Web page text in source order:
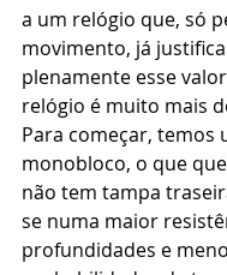
a um relógio que, só
movimento, já
plenamente esse
relógio é muito mais
Para começar, temos
monobloco, o que
não tem tampa
se numa maior
profundidades e